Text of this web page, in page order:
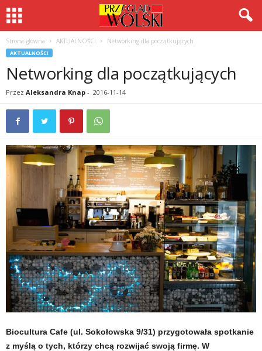
Strona główna AKTUALNOŚCI Networking dla początkujących
AKTUALNOŚCI
Networking dla początkujących
Przez Aleksandra Knap - 2016-11-14
Biocultura Cafe (ul. Sokołowska 9/31) przygotowała spotkanie
z myślą o tych, którzy chcą rozwijać swoją firmę. W